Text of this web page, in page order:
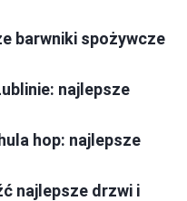
barwniki spożywcze
najlepsze
hop: najlepsze
najlepsze drzwi i